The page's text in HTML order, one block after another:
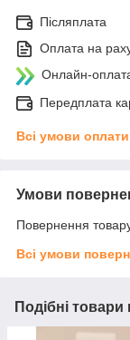
Післяплата
Оплата на
Онлайн-
Передплата
Всі умови оплати
Умови
Повернення
Всі умови
Подібні товари